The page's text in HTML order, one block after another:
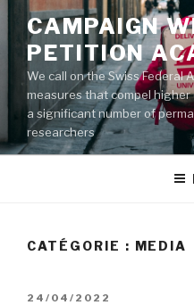
contenu
principal
CAMPAIGN
PETITION
We call on the Swiss Federal
measures that compel
a significant number of
researchers
CATÉGORIE : MEDIA
PUBLIÉ
24/04/2022